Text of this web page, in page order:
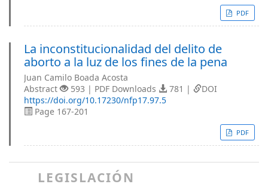
PDF
La inconstitucionalidad del delito de
aborto a la luz de los fines de la pena
Juan Camilo Boada Acosta
Abstract
593 | PDF Downloads 781 |
DOI
https://doi.org/10.17230/nfp17.97.5
Page 167-201
PDF
LEGISLACIÓN